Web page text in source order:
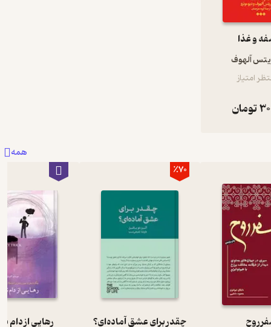
و غذا
آلهوف
امتیاز
تومان
همه
روح
٪70
چقدر برای عشق آماده‌ای؟ رهایی از دام